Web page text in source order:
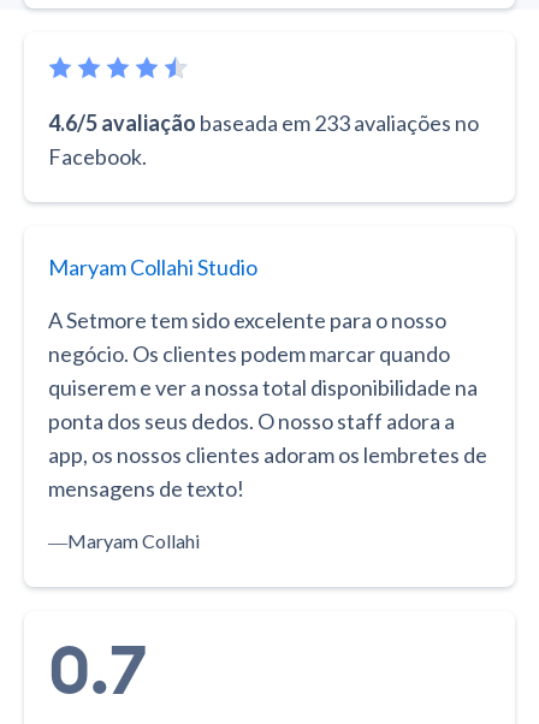
4.6/5 avaliação baseada em 233 avaliações no
Facebook.
Maryam Collahi Studio
A Setmore tem sido excelente para o nosso
negócio. Os clientes podem marcar quando
quiserem e ver a nossa total disponibilidade na
ponta dos seus dedos. O nosso staff adora a
app, os nossos clientes adoram os lembretes de
mensagens de texto!
―Maryam Collahi
0.7